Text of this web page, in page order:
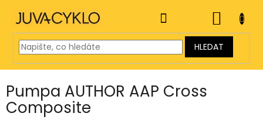
obsah
HLEDAT
KOŠÍK
Pumpa AUTHOR AAP Cross
Composite